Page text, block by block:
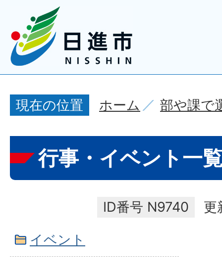
現在の位置 ホーム 部や課で
行事・イベント一
ID番号 N9740
更
イベント